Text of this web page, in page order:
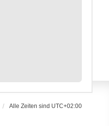
Alle Zeiten sind UTC+02:00